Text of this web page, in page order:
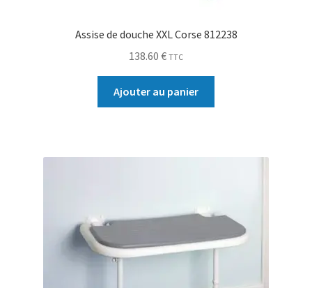
Assise de douche XXL Corse 812238
138.60 € TTC
Ajouter au panier